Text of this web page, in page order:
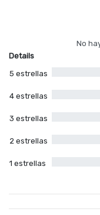
No
Details
5 estrellas
4 estrellas
3 estrellas
2 estrellas
1 estrellas